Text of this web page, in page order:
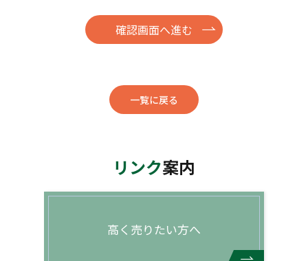
一覧に戻る
リンク案内
高く売りたい方へ